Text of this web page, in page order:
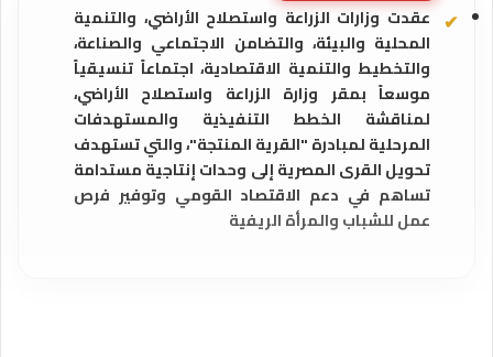
عقدت وزارات الزراعة واستصلاح الأراضي، والتنمية
المحلية والبيئة، والتضامن الاجتماعي والصناعة،
والتخطيط والتنمية الاقتصادية، اجتماعاً تنسيقياً
موسعاً بمقر وزارة الزراعة واستصلاح الأراضي،
لمناقشة الخطط التنفيذية والمستهدفات
المرحلية لمبادرة "القرية المنتجة"، والتي تستهدف
تحويل القرى المصرية إلى وحدات إنتاجية مستدامة
تساهم في دعم الاقتصاد القومي وتوفير فرص
عمل للشباب والمرأة الريفية